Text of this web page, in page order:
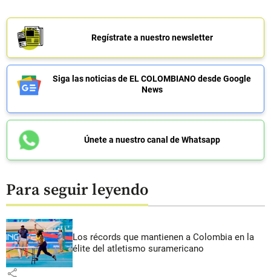
Regístrate a nuestro newsletter
Siga las noticias de EL COLOMBIANO desde Google
News
Únete a nuestro canal de Whatsapp
Para seguir leyendo
Los récords que mantienen a Colombia en la
élite del atletismo suramericano
share